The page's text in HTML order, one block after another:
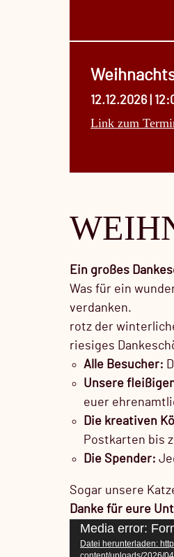
12.12.2026 |
Link zum
Ein großes
Was für ein
verdanken.
rotz der
riesiges
Alle Besucher:
Unsere
euer
Die kreativen
Postkarten bis
Die Spender:
Sogar unsere
Danke für eure
Video-
Player
Media error:
Datei herunterladen: